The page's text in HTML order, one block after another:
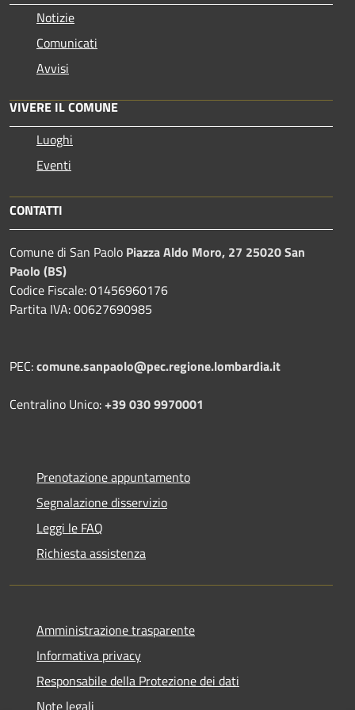
Notizie
Comunicati
Avvisi
VIVERE IL COMUNE
Luoghi
Eventi
CONTATTI
Comune di San Paolo Piazza Aldo Moro, 27 25020 San
Paolo (BS)
Codice Fiscale: 01456960176
Partita IVA: 00627690985
PEC:comune.sanpaolo@pec.regione.lombardia.it
Centralino Unico:+39 030 9970001
Prenotazione appuntamento
Segnalazione disservizio
Leggi le FAQ
Richiesta assistenza
Amministrazione trasparente
Informativa privacy
Responsabile della Protezione dei dati